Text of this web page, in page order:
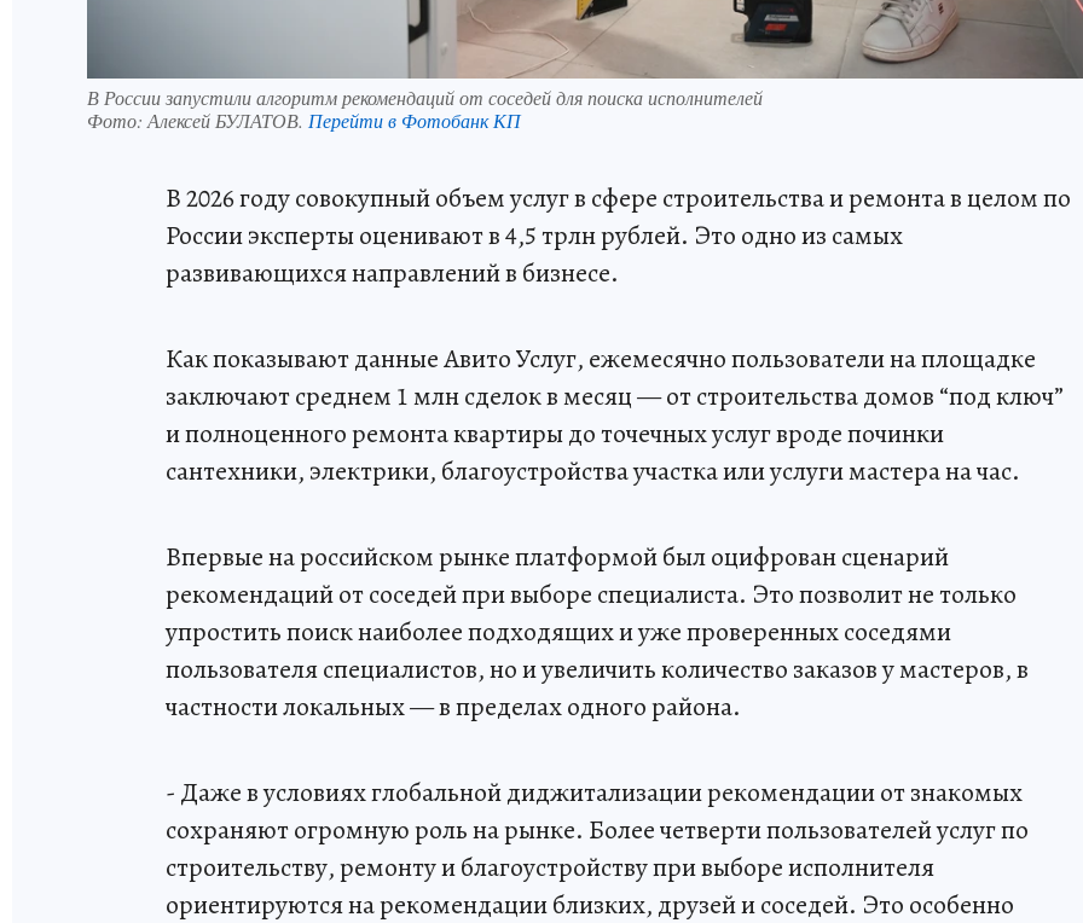
В России запустили алгоритм рекомендаций от соседей для поиска исполнителей
Фото: Алексей БУЛАТОВ. Перейти в Фотобанк КП
В 2026 году совокупный объем услуг в сфере строительства и ремонта в целом по
России эксперты оценивают в 4,5 трлн рублей. Это одно из самых
развивающихся направлений в бизнесе.
Как показывают данные Авито Услуг, ежемесячно пользователи на площадке
заключают среднем 1 млн сделок в месяц — от строительства домов “под ключ”
и полноценного ремонта квартиры до точечных услуг вроде починки
сантехники, электрики, благоустройства участка или услуги мастера на час.
Впервые на российском рынке платформой был оцифрован сценарий
рекомендаций от соседей при выборе специалиста. Это позволит не только
упростить поиск наиболее подходящих и уже проверенных соседями
пользователя специалистов, но и увеличить количество заказов у мастеров, в
частности локальных — в пределах одного района.
- Даже в условиях глобальной диджитализации рекомендации от знакомых
сохраняют огромную роль на рынке. Более четверти пользователей услуг по
строительству, ремонту и благоустройству при выборе исполнителя
ориентируются на рекомендации близких, друзей и соседей. Это особенно